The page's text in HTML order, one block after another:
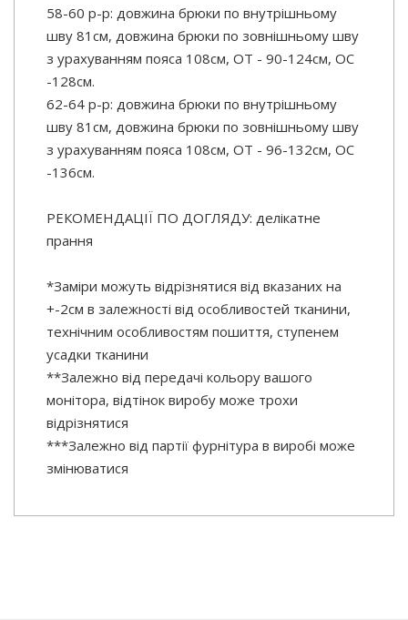
58-60 р-р: довжина брюки по внутрішньому
шву 81см, довжина брюки по зовнішньому шву
з урахуванням пояса 108см, ОТ - 90-124см, OC
-128см.
62-64 р-р: довжина брюки по внутрішньому
шву 81см, довжина брюки по зовнішньому шву
з урахуванням пояса 108см, ОТ - 96-132см, OC
-136см.
РЕКОМЕНДАЦІЇ ПО ДОГЛЯДУ: делікатне
прання
*Заміри можуть відрізнятися від вказаних на
+-2см в залежності від особливостей тканини,
технічним особливостям пошиття, ступенем
усадки тканини
**Залежно від передачі кольору вашого
монітора, відтінок виробу може трохи
відрізнятися
***Залежно від партії фурнітура в виробі може
змінюватися